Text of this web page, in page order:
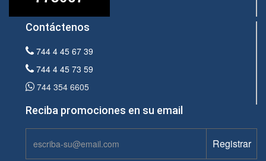
Contáctenos
744 4 45 67 39
744 4 45 73 59
744 354 6605
Reciba promociones en su email